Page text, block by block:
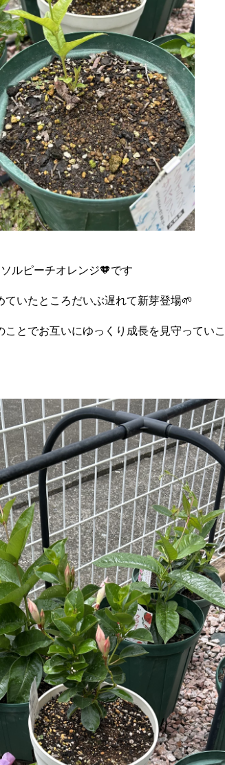
ルピーチオレンジ🧡です
いたところだいぶ遅れて新芽登場🌱
とでお互いにゆっくり成長を見守ってい